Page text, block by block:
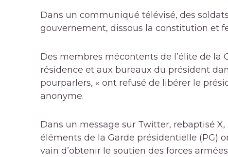
Dans un communiqué télévisé, des
gouvernement, dissous la constitution et
Des membres mécontents de l’élite de la
résidence et aux bureaux du président
pourparlers, « ont refusé de libérer le
anonyme.
Dans un message sur Twitter, rebaptisé
éléments de la Garde présidentielle (PG)
vain d’obtenir le soutien des forces